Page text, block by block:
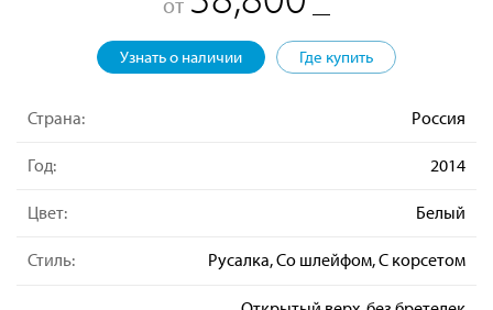
Узнать о наличии Где купить
Страна: Россия
Год: 2014
Цвет: Белый
Стиль: Русалка, Со шлейфом, С корсетом